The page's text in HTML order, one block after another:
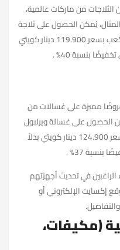
من ماركات عالمية،
على سبيل المثال، يُمكن الحصول على ثلاجة
هاير (HRF-468BS) بسعة 16.5 قدم مكعب بسعر 119.900 دينار كويتي
مميزة على غسالات من
الحصول على غسالة ويرلبول
(FFB 8259 SBSV GCC) بسعة 8 كجم بسعر 124.900 دينار كويتي بدلاً
في تحديث أجهزتهم
إكسايت الإلكتروني أو
(مكيفات،